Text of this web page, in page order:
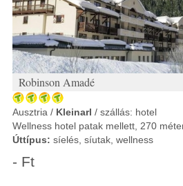
Robinson Amadé
Ausztria / Kleinarl / szállás: hotel
Wellness hotel patak mellett, 270
Úttípus: síelés, síutak, wellness
- Ft